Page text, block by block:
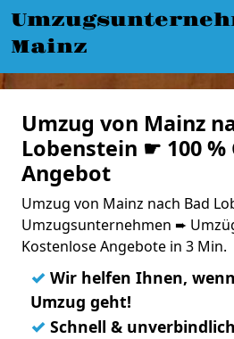
Mainz
Umzug von Mainz
Lobenstein ☛ 100 %
Angebot
Umzug von Mainz nach Bad
Umzugsunternehmen ➨
Kostenlose Angebote in 3 Min.
✓ Wir helfen Ihnen,
Umzug geht!
✓ Schnell &